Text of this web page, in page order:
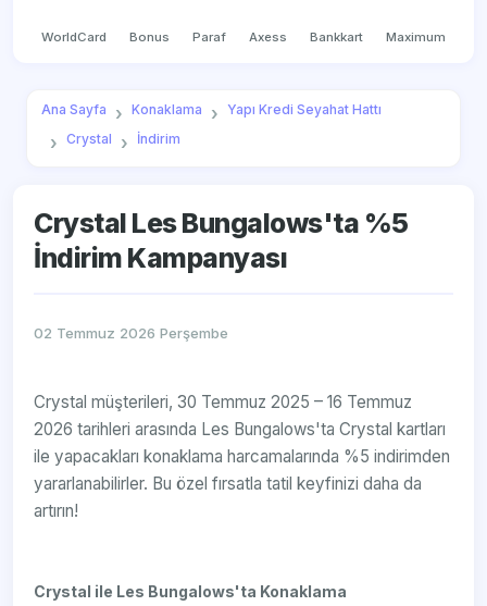
WorldCard Bonus Paraf Axess Bankkart Maximum
Ana Sayfa Konaklama
Yapı Kredi Seyahat Hattı
Crystal
İndirim
Crystal Les Bungalows'ta %5
İndirim Kampanyası
02 Temmuz 2026 Perşembe
Crystal müşterileri, 30 Temmuz 2025 – 16 Temmuz
2026 tarihleri arasında Les Bungalows'ta Crystal kartları
ile yapacakları konaklama harcamalarında %5 indirimden
yararlanabilirler. Bu özel fırsatla tatil keyfinizi daha da
artırın!
Crystal ile Les Bungalows'ta Konaklama